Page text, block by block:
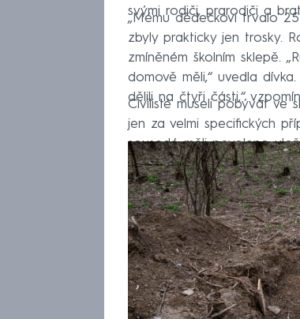
svými rodiči, prarodiči a
„Mému dědečkovi trvalo
zbyly prakticky jen trosky.
zmíněném školním sklepě.
domově měli,“ uvedla
dělili na čtyři části,“
Civilisté museli pobývat ve
jen za velmi specifických
sousedé měli povoleno